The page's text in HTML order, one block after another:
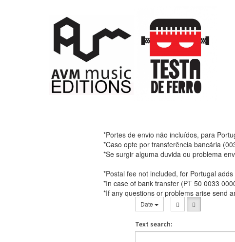
Date
Text search:
*Portes de envio não incluídos, para
*Caso opte por transferência bancária
*Se surgir alguma duvida ou problema
*Postal fee not included, for Portugal adds
*In case of bank transfer (PT 50 0033
*If any questions or problems arise send